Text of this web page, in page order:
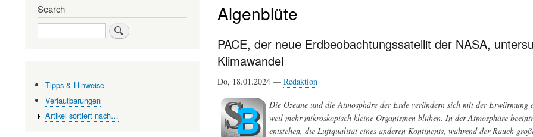
Algenblüte
PACE, der neue Erdbeobachtungssatellit der NASA,
Klimawandel
Do, 18.01.2024 — Redaktion
Die Ozeane und die Atmosphäre der Erde verändern sich mit der Erwärmung
weil mehr mikroskopisch kleine Organismen blühen. In der Atmosphäre
entstehen, die Luftqualität eines anderen Kontinents, während der Rauch
Search
Search
Tipps & Hinweise
Verlautbarungen
Artikel sortiert nach…